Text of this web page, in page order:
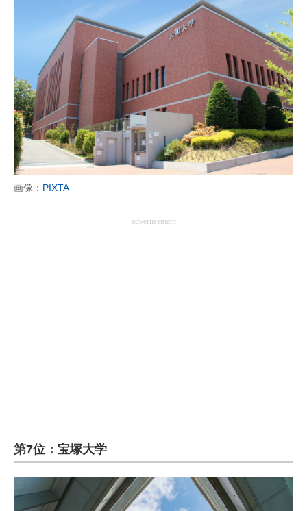
画像： PIXTA
advertisement
第7位：宝塚大学